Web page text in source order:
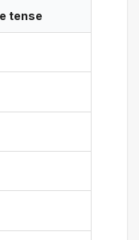
tense